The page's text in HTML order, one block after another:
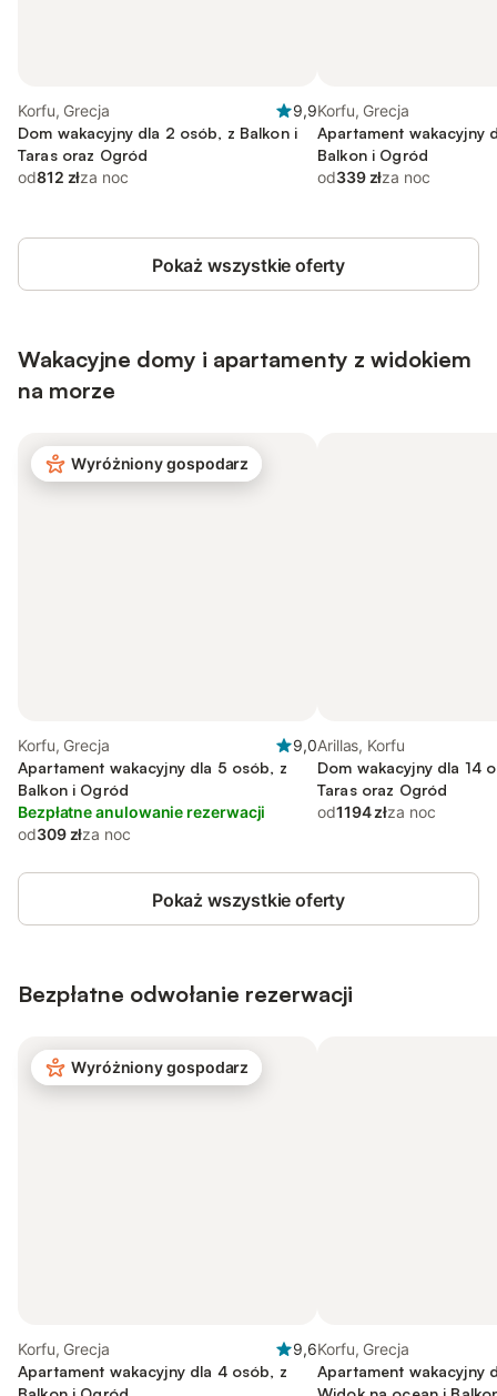
Korfu, Grecja
9,9
Dom wakacyjny dla 2 osób, z Balkon i
Taras oraz Ogród
od812 złza noc
Korfu, Grecja
Apartament wakacyjny
Balkon i Ogród
od339 złza noc
Pokaż wszystkie oferty
Wakacyjne domy i apartamenty z widokiem
na morze
Wyróżniony gospodarz
Korfu, Grecja
9,0
Apartament wakacyjny dla 5 osób, z
Balkon i Ogród
Bezpłatne anulowanie rezerwacji
od309 złza noc
Arillas, Korfu
Dom wakacyjny dla 14
Taras oraz Ogród
od1194 złza noc
Pokaż wszystkie oferty
Bezpłatne odwołanie rezerwacji
Wyróżniony gospodarz
Korfu, Grecja
9,6
Apartament wakacyjny dla 4 osób, z
Korfu, Grecja
Apartament wakacyjny